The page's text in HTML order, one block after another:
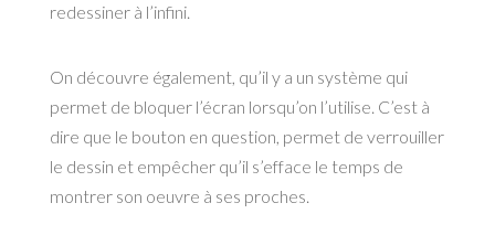
redessiner à l’infini.
On découvre également, qu’il y a un système qui
permet de bloquer l’écran lorsqu’on l’utilise. C’est à
dire que le bouton en question, permet de verrouiller
le dessin et empêcher qu’il s’efface le temps de
montrer son oeuvre à ses proches.